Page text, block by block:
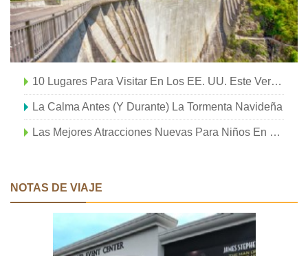
10 Lugares Para Visitar En Los EE. UU. Este Verano
La Calma Antes (y Durante) La Tormenta Navideña
Las Mejores Atracciones Nuevas Para Niños En 2019
NOTAS DE VIAJE